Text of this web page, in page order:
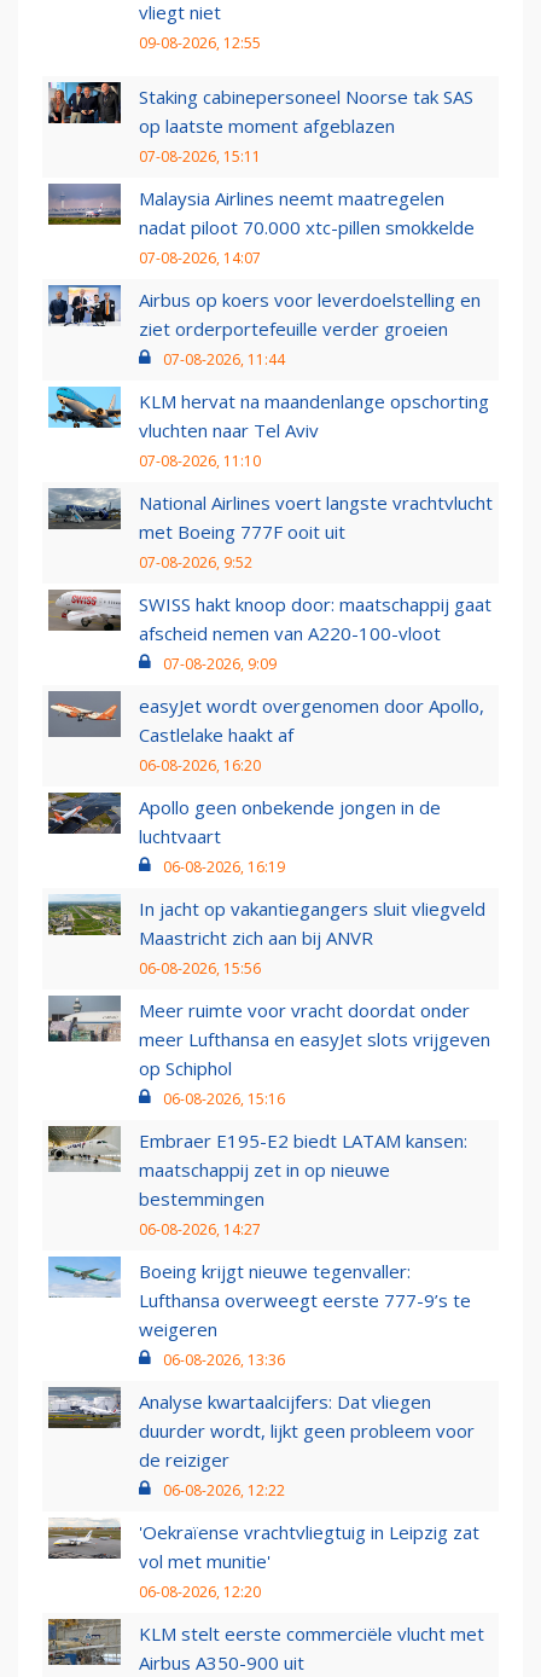
vliegt niet
09-08-2026, 12:55
Staking cabinepersoneel Noorse tak SAS
op laatste moment afgeblazen
07-08-2026, 15:11
Malaysia Airlines neemt maatregelen
nadat piloot 70.000 xtc-pillen smokkelde
07-08-2026, 14:07
Airbus op koers voor leverdoelstelling en
ziet orderportefeuille verder groeien
07-08-2026, 11:44
KLM hervat na maandenlange opschorting
vluchten naar Tel Aviv
07-08-2026, 11:10
National Airlines voert langste vrachtvlucht
met Boeing 777F ooit uit
07-08-2026, 9:52
SWISS hakt knoop door: maatschappij gaat
afscheid nemen van A220-100-vloot
07-08-2026, 9:09
easyJet wordt overgenomen door Apollo,
Castlelake haakt af
06-08-2026, 16:20
Apollo geen onbekende jongen in de
luchtvaart
06-08-2026, 16:19
In jacht op vakantiegangers sluit vliegveld
Maastricht zich aan bij ANVR
06-08-2026, 15:56
Meer ruimte voor vracht doordat onder
meer Lufthansa en easyJet slots vrijgeven
op Schiphol
06-08-2026, 15:16
Embraer E195-E2 biedt LATAM kansen:
maatschappij zet in op nieuwe
bestemmingen
06-08-2026, 14:27
Boeing krijgt nieuwe tegenvaller:
Lufthansa overweegt eerste 777-9’s te
weigeren
06-08-2026, 13:36
Analyse kwartaalcijfers: Dat vliegen
duurder wordt, lijkt geen probleem voor
de reiziger
06-08-2026, 12:22
'Oekraïense vrachtvliegtuig in Leipzig zat
vol met munitie'
06-08-2026, 12:20
KLM stelt eerste commerciële vlucht met
Airbus A350-900 uit